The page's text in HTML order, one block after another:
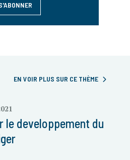
EN VOIR PLUS SUR CE THÈME
le developpement du